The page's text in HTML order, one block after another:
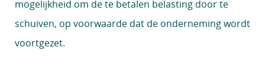
mogelijkheid om de te betalen belasting door te
schuiven, op voorwaarde dat de onderneming wordt
voortgezet.